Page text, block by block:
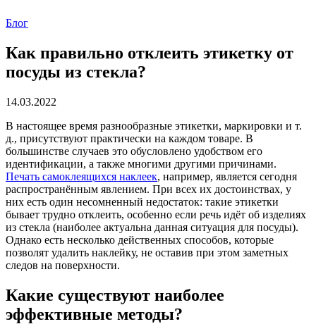
Блог
Как правильно отклеить этикетку от
посуды из стекла?
14.03.2022
В настоящее время разнообразные этикетки, маркировки и т.
д., присутствуют практически на каждом товаре. В
большинстве случаев это обусловлено удобством его
идентификации, а также многими другими причинами.
Печать самоклеящихся наклеек, например, является сегодня
распространённым явлением. При всех их достоинствах, у
них есть один несомненный недостаток: такие этикетки
бывает трудно отклеить, особенно если речь идёт об изделиях
из стекла (наиболее актуальна данная ситуация для посуды).
Однако есть несколько действенных способов, которые
позволят удалить наклейку, не оставив при этом заметных
следов на поверхности.
Какие существуют наиболее
эффективные методы?